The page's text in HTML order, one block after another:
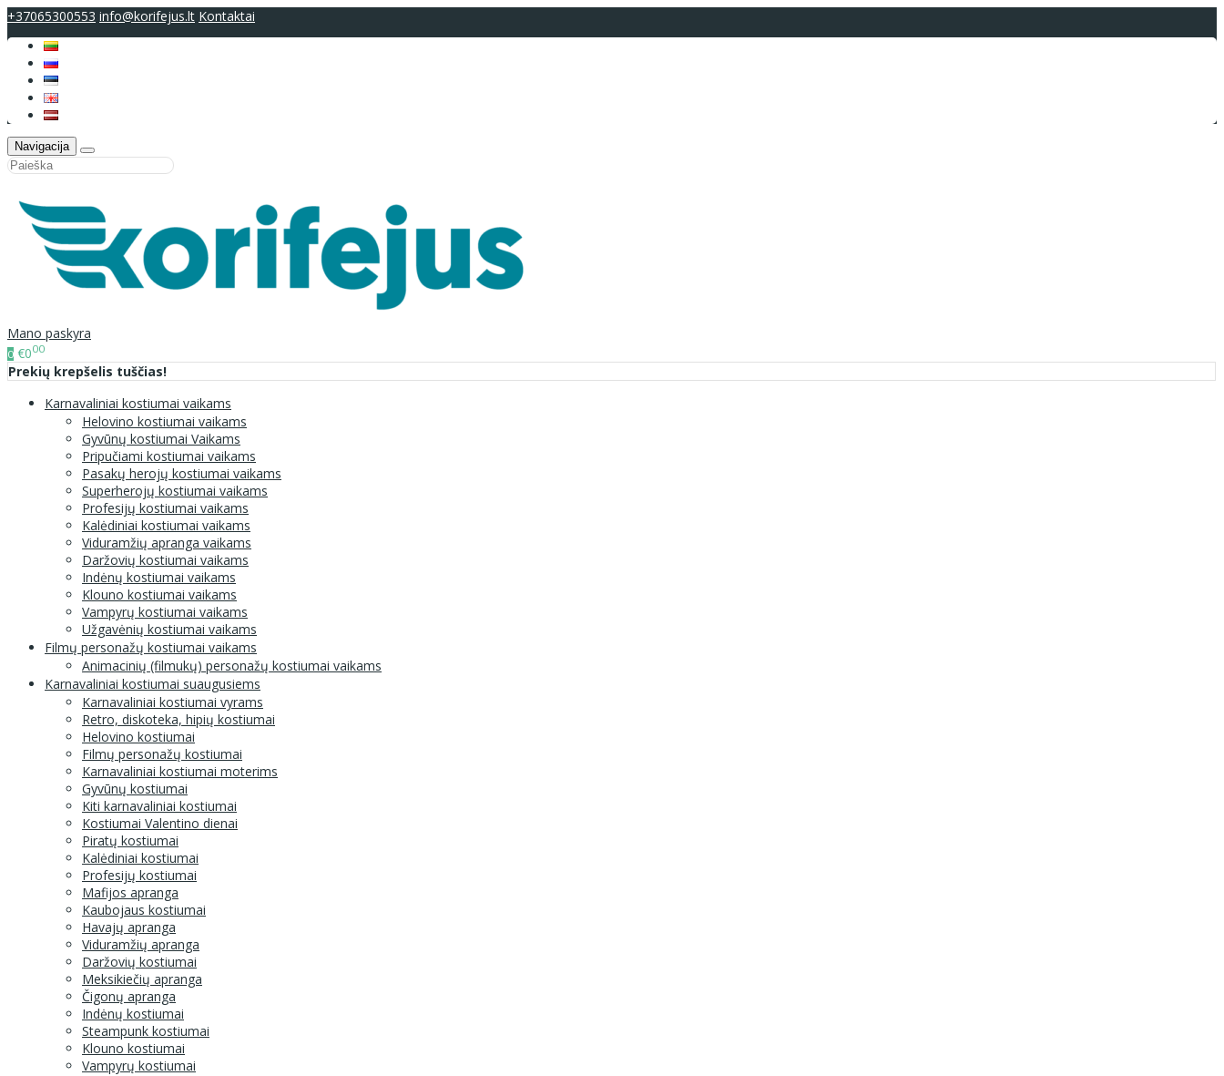
+37065300553 info@korifejus.lt Kontaktai
Navigacija
Mano paskyra
0 €000
Prekių krepšelis tuščias!
Karnavaliniai kostiumai vaikams
Helovino kostiumai vaikams
Gyvūnų kostiumai Vaikams
Pripučiami kostiumai vaikams
Pasakų herojų kostiumai vaikams
Superherojų kostiumai vaikams
Profesijų kostiumai vaikams
Kalėdiniai kostiumai vaikams
Viduramžių apranga vaikams
Daržovių kostiumai vaikams
Indėnų kostiumai vaikams
Klouno kostiumai vaikams
Vampyrų kostiumai vaikams
Užgavėnių kostiumai vaikams
Filmų personažų kostiumai vaikams
Animacinių (filmukų) personažų kostiumai vaikams
Karnavaliniai kostiumai suaugusiems
Karnavaliniai kostiumai vyrams
Retro, diskoteka, hipių kostiumai
Helovino kostiumai
Filmų personažų kostiumai
Karnavaliniai kostiumai moterims
Gyvūnų kostiumai
Kiti karnavaliniai kostiumai
Kostiumai Valentino dienai
Piratų kostiumai
Kalėdiniai kostiumai
Profesijų kostiumai
Mafijos apranga
Kaubojaus kostiumai
Havajų apranga
Viduramžių apranga
Daržovių kostiumai
Meksikiečių apranga
Čigonų apranga
Indėnų kostiumai
Steampunk kostiumai
Klouno kostiumai
Vampyrų kostiumai